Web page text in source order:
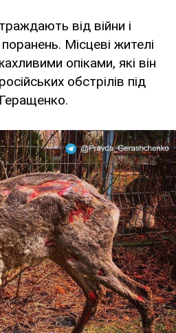
від війни і
Місцеві жителі
опіками, які він
обстрілів під